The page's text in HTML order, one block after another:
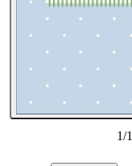
1/1